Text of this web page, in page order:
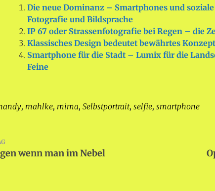
Die neue Dominanz – Smartphones und
Fotografie und Bildsprache
IP 67 oder Strassenfotografie bei Regen – die
Klassisches Design bedeutet bewährtes Konzept
Smartphone für die Stadt – Lumix für die
Feine
, mahlke, mima, Selbstportrait, selfie, smartphone
wenn man im Nebel